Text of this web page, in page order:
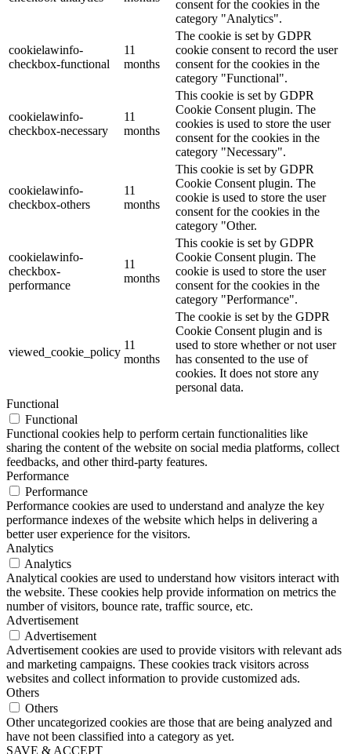
consent for the cookies in the
category "Analytics".
cookielawinfo-
checkbox-functional
11
months
The cookie is set by GDPR
cookie consent to record the user
consent for the cookies in the
category "Functional".
cookielawinfo-
checkbox-necessary
11
months
This cookie is set by GDPR
Cookie Consent plugin. The
cookies is used to store the user
consent for the cookies in the
category "Necessary".
cookielawinfo-
checkbox-others
11
months
This cookie is set by GDPR
Cookie Consent plugin. The
cookie is used to store the user
consent for the cookies in the
category "Other.
cookielawinfo-
checkbox-
performance
11
months
This cookie is set by GDPR
Cookie Consent plugin. The
cookie is used to store the user
consent for the cookies in the
category "Performance".
viewed_cookie_policy
11
months
The cookie is set by the GDPR
Cookie Consent plugin and is
used to store whether or not user
has consented to the use of
cookies. It does not store any
personal data.
Functional
Functional
Functional cookies help to perform certain functionalities like
sharing the content of the website on social media platforms, collect
feedbacks, and other third-party features.
Performance
Performance
Performance cookies are used to understand and analyze the key
performance indexes of the website which helps in delivering a
better user experience for the visitors.
Analytics
Analytics
Analytical cookies are used to understand how visitors interact with
the website. These cookies help provide information on metrics the
number of visitors, bounce rate, traffic source, etc.
Advertisement
Advertisement
Advertisement cookies are used to provide visitors with relevant ads
and marketing campaigns. These cookies track visitors across
websites and collect information to provide customized ads.
Others
Others
Other uncategorized cookies are those that are being analyzed and
have not been classified into a category as yet.
SAVE & ACCEPT